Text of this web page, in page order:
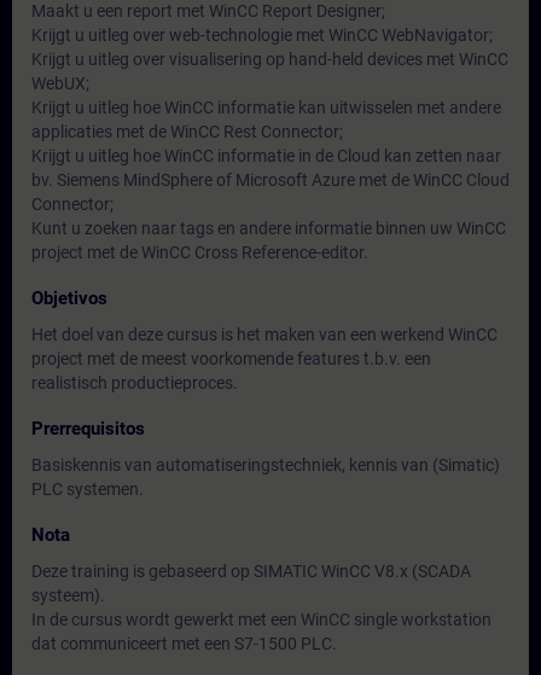
Maakt u een report met WinCC Report Designer;
Krijgt u uitleg over web-technologie met WinCC WebNavigator;
Krijgt u uitleg over visualisering op hand-held devices met WinCC
WebUX;
Krijgt u uitleg hoe WinCC informatie kan uitwisselen met andere
applicaties met de WinCC Rest Connector;
Krijgt u uitleg hoe WinCC informatie in de Cloud kan zetten naar
bv. Siemens MindSphere of Microsoft Azure met de WinCC Cloud
Connector;
Kunt u zoeken naar tags en andere informatie binnen uw WinCC
project met de WinCC Cross Reference-editor.
Objetivos
Het doel van deze cursus is het maken van een werkend WinCC
project met de meest voorkomende features t.b.v. een
realistisch productieproces.
Prerrequisitos
Basiskennis van automatiseringstechniek, kennis van (Simatic)
PLC systemen.
Nota
Deze training is gebaseerd op SIMATIC WinCC V8.x (SCADA
systeem).
In de cursus wordt gewerkt met een WinCC single workstation
dat communiceert met een S7-1500 PLC.